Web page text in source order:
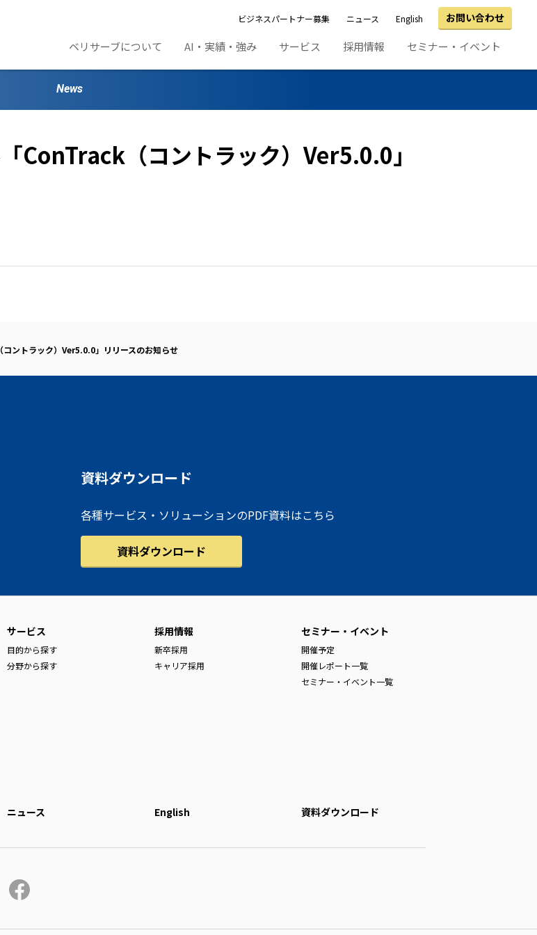
お問い合わせ
ベリサーブについて AI・実績・強み サービス 採用情報 セミナー・イベント
ビジネスパートナー募集 ニュース English
News
ConTrack（コントラック）Ver5.0.0」
ントラック）Ver5.0.0」リリースのお知らせ
資料ダウンロード
各種サービス・ソリューションのPDF資料はこちら
資料ダウンロード
サービス
目的から探す
分野から探す
採用情報
新卒採用
キャリア採用
セミナー・イベント
開催予定
開催レポート一覧
セミナー・イベント一覧
ニュース English 資料ダウンロード